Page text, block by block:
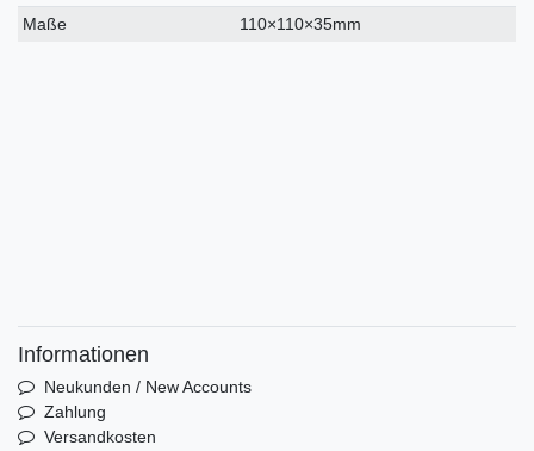
Maße
110×110×35mm
Informationen
Neukunden / New Accounts
Zahlung
Versandkosten